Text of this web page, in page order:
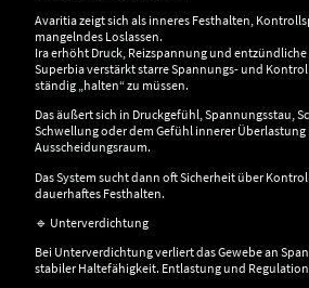
Avaritia zeigt sich als inneres Festhalten,
mangelndes Loslassen.
Ira erhöht Druck, Reizspannung und
Superbia verstärkt starre Spannungs- und
ständig „halten“ zu müssen.
Das äußert sich in Druckgefühl, Spannungsstau,
Schwellung oder dem Gefühl innerer
Ausscheidungsraum.
Das System sucht dann oft Sicherheit über
dauerhaftes Festhalten.
🔹 Unterverdichtung
Bei Unterverdichtung verliert das Gewebe an
stabiler Haltefähigkeit. Entlastung und